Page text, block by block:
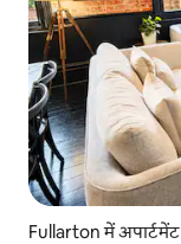
Fullarton में अपार्टमेंट